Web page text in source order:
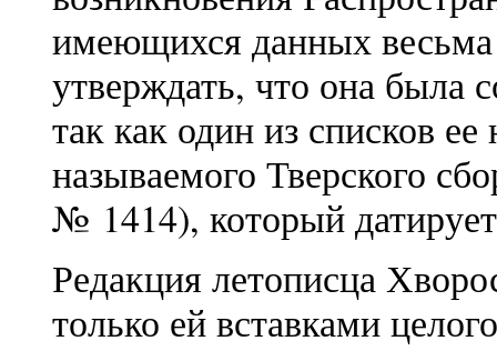
имеющихся данных
утверждать, что она была
так как один из списков
называемого Тверского
№ 1414), который
Редакция летописца
только ей вставками